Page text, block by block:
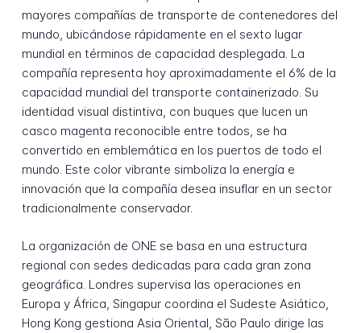
mayores compañías de transporte de contenedores del
mundo, ubicándose rápidamente en el sexto lugar
mundial en términos de capacidad desplegada. La
compañía representa hoy aproximadamente el 6% de la
capacidad mundial del transporte containerizado. Su
identidad visual distintiva, con buques que lucen un
casco magenta reconocible entre todos, se ha
convertido en emblemática en los puertos de todo el
mundo. Este color vibrante simboliza la energía e
innovación que la compañía desea insuflar en un sector
tradicionalmente conservador.
La organización de ONE se basa en una estructura
regional con sedes dedicadas para cada gran zona
geográfica. Londres supervisa las operaciones en
Europa y África, Singapur coordina el Sudeste Asiático,
Hong Kong gestiona Asia Oriental, São Paulo dirige las